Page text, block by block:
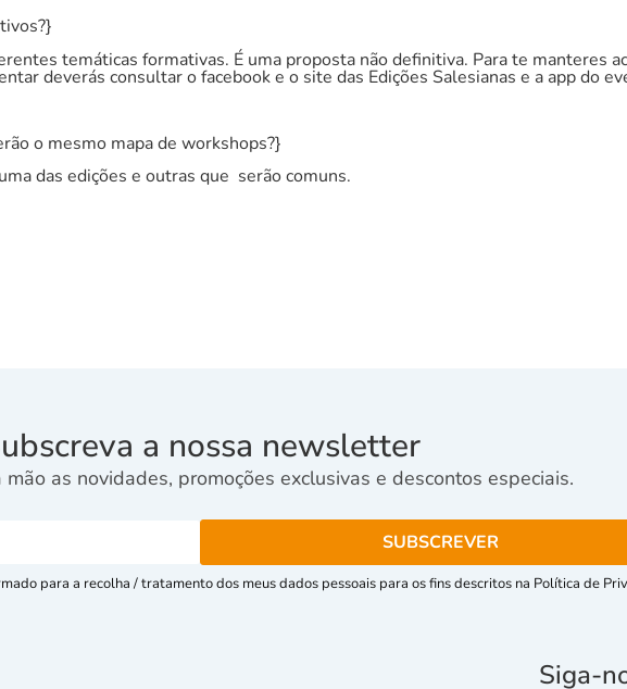
temáticas formativas. É uma proposta não definitiva. Para te manteres
deverás consultar o facebook e o site das Edições Salesianas e a app do
o mesmo mapa de workshops?}
das edições e outras que serão comuns.
a nossa newsletter
as novidades, promoções exclusivas e descontos especiais.
para a recolha / tratamento dos meus dados pessoais para os fins descritos na Política de
Siga-